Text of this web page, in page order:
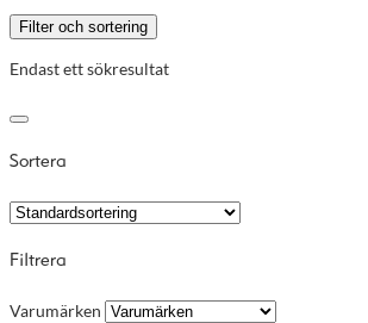
Filter och sortering
Endast ett sökresultat
Sortera
Filtrera
Varumärken